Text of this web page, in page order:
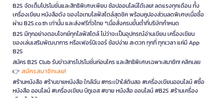
B2S จัดเต็มโปรโมชั่นและสิทธิพิเศษเพียบ ช้อปออนไลน์ได้เลย! ลดแรงทุกเดือน ทั้ง
เครื่องเขียน หนังสือดัง ของไอเทมไลฟ์สไตล์สุดชิค พร้อมคูปองส่วนลดพิเศษเมื่อซื้อ
ผ่าน B2S.co.th เท่านั้น และส่งฟรีทั่วไทย *เมื่อสั่งครบขั้นต่ำที่บริษัทกำหนด
B2S มีทุกอย่างตอบโจทย์ทุกไลฟ์สไตล์ ไม่ว่าจะเป็นอุปกรณ์อ่านเขียน เครื่องเขียน
ของเล่นเสริมพัฒนาการ หรือเฟอร์นิเจอร์ ช้อปง่าย สะดวก ทุกที่ ทุกเวลา แค่มี App
B2S
สมัคร B2S Club รับข่าวสารโปรโมชั่นก่อนใคร และสิทธิพิเศษเฉพาะสมาชิก! คลิกเลย
👉 สมัครสมาชิกเลย!
#ร้านหนังสือ #ร้านขายหนังสือ ใกล้ฉัน #กระเป๋าใส่ดินสอ #เครื่องเขียนออนไลน์ #ซื้อ
หนังสือ ออนไลน์ #เครื่องเขียน บีทูเอส #ขาย หนังสือ ออนไลน์ #B2S #ร้านเครื่อง